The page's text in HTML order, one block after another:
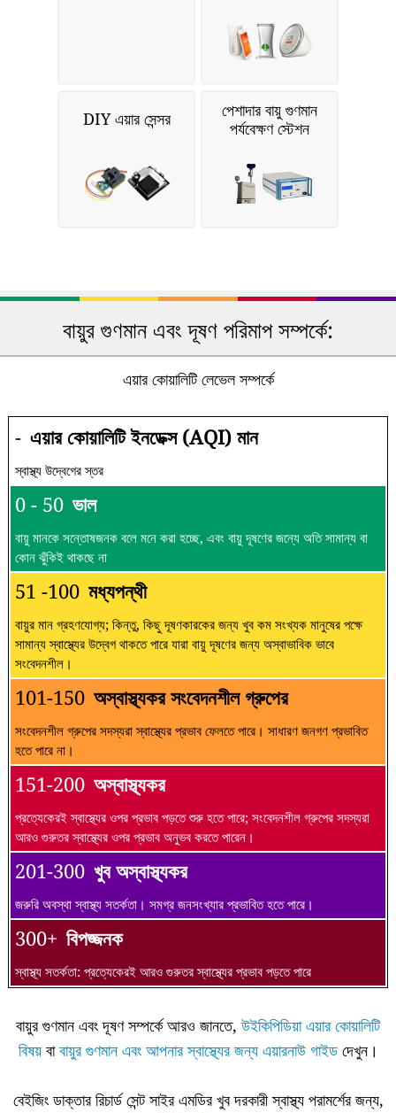
DIY এয়ার সেন্সর
পেশাদার বায়ু গুণমান
পর্যবেক্ষণ স্টেশন
বায়ুর গুণমান এবং দূষণ পরিমাপ সম্পর্কে:
এয়ার কোয়ালিটি লেভেল সম্পর্কে
- এয়ার কোয়ালিটি ইনডেক্স (AQI) মান
স্বাস্থ্য উদ্বেগের স্তর
0 - 50 ভাল
বায়ু মানকে সন্তোষজনক বলে মনে করা হচ্ছে, এবং বায়ু দূষণের জন্যে অতি সামান্য বা
কোন ঝুঁকিই থাকছে না
51 -100 মধ্যপন্থী
বায়ুর মান গ্রহণযোগ্য; কিন্তু, কিছু দূষণকারকের জন্য খুব কম সংখ্যক মানুষের পক্ষে
সামান্য স্বাস্থ্যের উদ্বেগ থাকতে পারে যারা বায়ু দূষণের জন্য অস্বাভাবিক ভাবে
সংবেদনশীল।
101-150 অস্বাস্থ্যকর সংবেদনশীল গ্রুপের
সংবেদনশীল গ্রুপের সদস্যরা স্বাস্থ্যের প্রভাব ফেলতে পারে। সাধারণ জনগণ প্রভাবিত
হতে পারে না।
151-200 অস্বাস্থ্যকর
প্রত্যেকেরই স্বাস্থ্যের ওপর প্রভাব পড়তে শুরু হতে পারে; সংবেদনশীল গ্রুপের সদস্যরা
আরও গুরুতর স্বাস্থ্যের ওপর প্রভাব অনুভব করতে পারেন।
201-300 খুব অস্বাস্থ্যকর
জরুরি অবস্থা স্বাস্থ্য সতর্কতা। সমগ্র জনসংখ্যার প্রভাবিত হতে পারে।
300+ বিপজ্জনক
স্বাস্থ্য সতর্কতা: প্রত্যেকেরই আরও গুরুতর স্বাস্থ্যের প্রভাব পড়তে পারে
বায়ুর গুণমান এবং দূষণ সম্পর্কে আরও জানতে, উইকিপিডিয়া এয়ার কোয়ালিটি
বিষয়বাবায়ুর গুণমান এবং আপনার স্বাস্থ্যের জন্য এয়ারনাউ গাইডদেখুন।
বেইজিং ডাক্তার রিচার্ড সেন্ট সাইর এমডির খুব দরকারী স্বাস্থ্য পরামর্শের জন্য,